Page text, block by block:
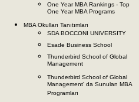
One Year MBA Rankings - Top
One Year MBA Programs
MBA Okulları Tanıtımları
SDA BOCCONI UNIVERSITY
Esade Business School
Thunderbird School of Global
Management
Thunderbird School of Global
Management' da Sunulan MBA
Programları